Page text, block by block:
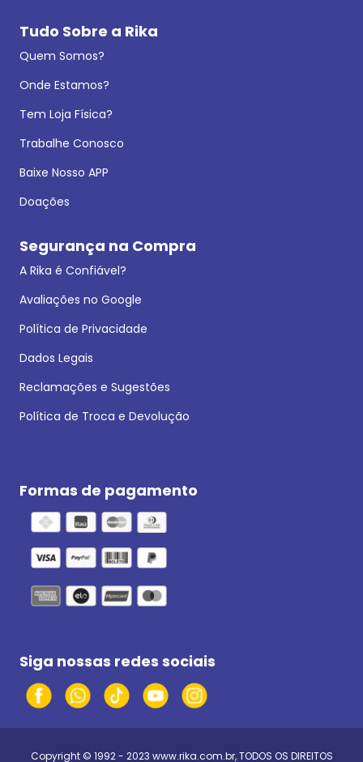
Tudo Sobre a Rika
Quem Somos?
Onde Estamos?
Tem Loja Física?
Trabalhe Conosco
Baixe Nosso APP
Doações
Segurança na Compra
A Rika é Confiável?
Avaliações no Google
Política de Privacidade
Dados Legais
Reclamações e Sugestões
Política de Troca e Devolução
Formas de pagamento
Siga nossas redes sociais
Copyright © 1992 - 2023 www.rika.com.br, TODOS OS DIREITOS